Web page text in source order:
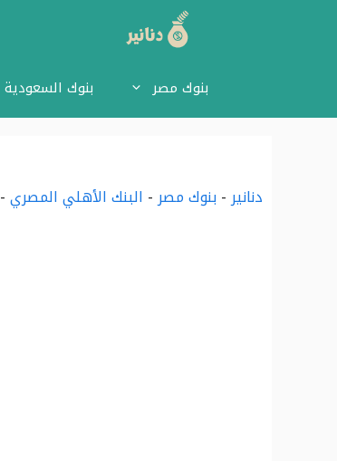
بنوك مصر بنوك السعودية
دنانير-بنوك مصر- البنك الأهلي المصري-